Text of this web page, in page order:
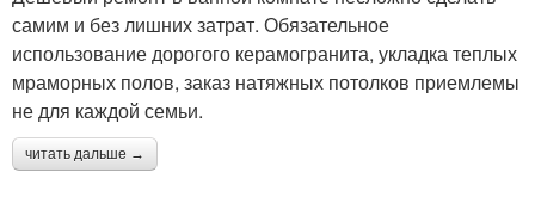
самим и без лишних затрат. Обязательное
использование дорогого керамогранита, укладка теплых
мраморных полов, заказ натяжных потолков приемлемы
не для каждой семьи.
читать дальше →